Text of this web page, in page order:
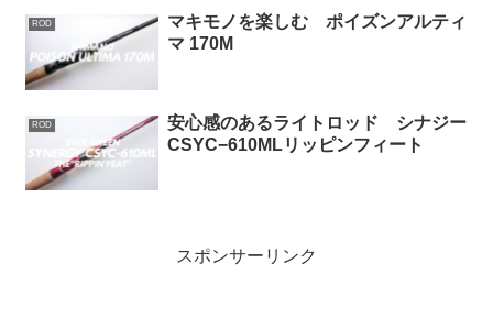
ROD
マキモノを楽しむ ポイズンアルティ
マ 170M
ROD
安心感のあるライトロッド シナジー
CSYC−610MLリッピンフィート
スポンサーリンク